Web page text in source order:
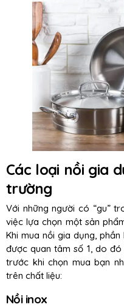
Các loại nồi gia
trường
Với những người có “gu”
việc lựa chọn một sản
Khi mua nồi gia dụng,
được quan tâm số 1, do
trước khi chọn mua bạn
trên chất liệu:
Nồi inox